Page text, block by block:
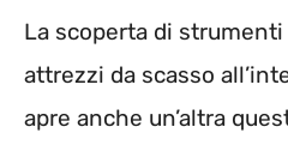
La scoperta di strumenti
attrezzi da scasso
apre anche un’altra